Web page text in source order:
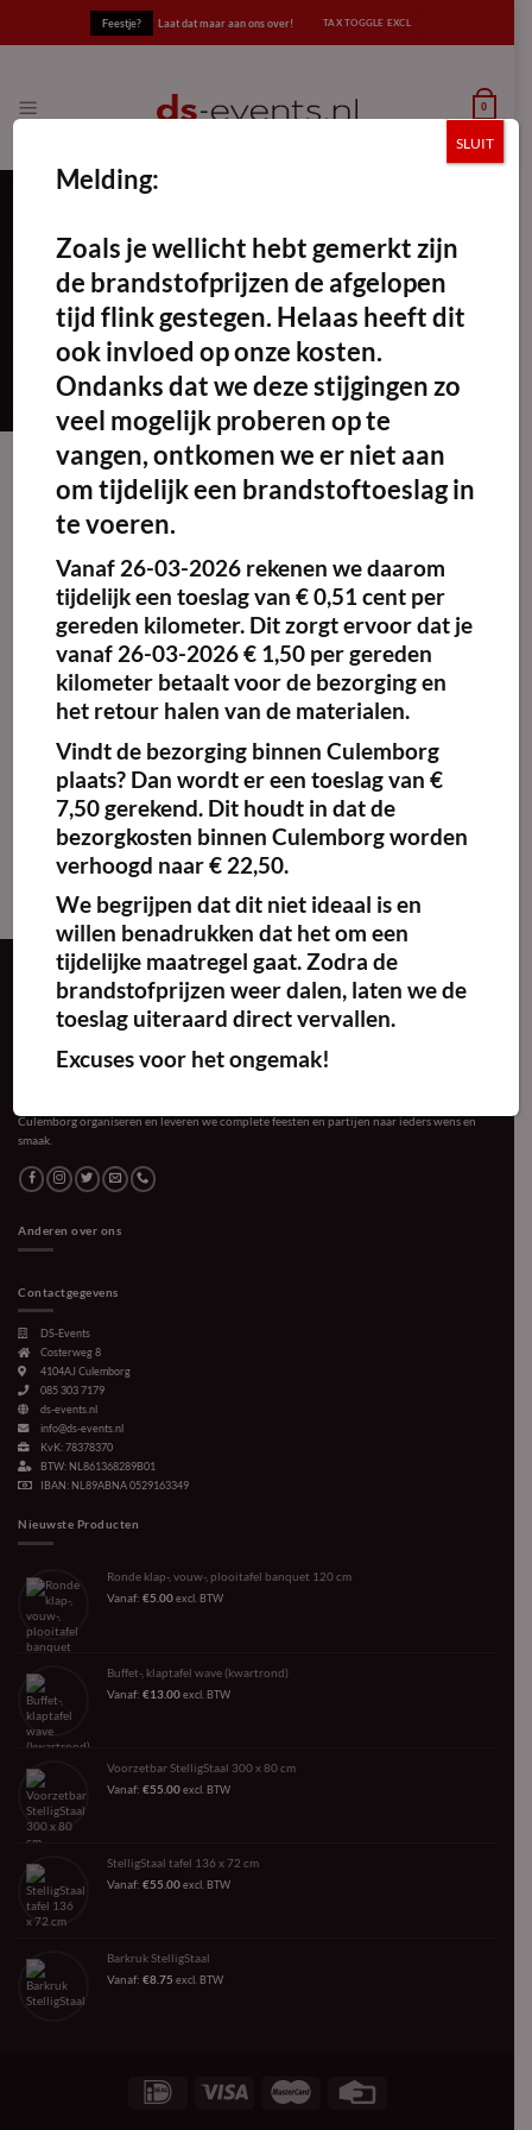
Feestje? Laat dat maar aan ons over!
0
stoofpot
FILTERS TOEPASSEN
Maak
favoriet!
BBQ-smoker
€ 300.00 excl. BTW
Kies
huurperiode
Over ons
Culemborg organiseren en leveren we complete feesten en partijen naar ieders wens en
smaak.
Anderen over ons
Contactgegevens
DS-Events
Costerweg 8
4104AJ Culemborg
085 303 7179
ds-events.nl
info@ds-events.nl
KvK: 78378370
BTW: NL861368289B01
IBAN: NL89ABNA 0529163349
Nieuwste Producten
Ronde klap-, vouw-, plooitafel banquet 120 cm
Vanaf: €5.00excl. BTW
Buffet-, klaptafel wave (kwartrond)
Vanaf: €13.00excl. BTW
Voorzetbar StelligStaal 300 x 80 cm
Vanaf: €55.00excl. BTW
StelligStaal tafel 136 x 72 cm
Vanaf: €55.00excl. BTW
Barkruk StelligStaal
Vanaf: €8.75 excl. BTW
Melding:
Zoals je wellicht hebt gemerkt zijn
de brandstofprijzen de afgelopen
tijd flink gestegen. Helaas heeft dit
ook invloed op onze kosten.
Ondanks dat we deze stijgingen zo
veel mogelijk proberen op te
vangen, ontkomen we er niet aan
om tijdelijk een brandstoftoeslag in
te voeren.
Vanaf 26-03-2026 rekenen we daarom
tijdelijk een toeslag van € 0,51 cent per
gereden kilometer. Dit zorgt ervoor dat je
vanaf 26-03-2026 € 1,50 per gereden
kilometer betaalt voor de bezorging en
het retour halen van de materialen.
Vindt de bezorging binnen Culemborg
plaats? Dan wordt er een toeslag van €
7,50 gerekend. Dit houdt in dat de
bezorgkosten binnen Culemborg worden
verhoogd naar € 22,50.
We begrijpen dat dit niet ideaal is en
willen benadrukken dat het om een
tijdelijke maatregel gaat. Zodra de
brandstofprijzen weer dalen, laten we de
toeslag uiteraard direct vervallen.
Excuses voor het ongemak!
SLUIT